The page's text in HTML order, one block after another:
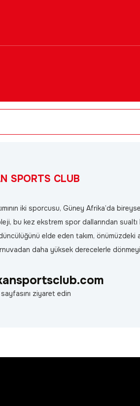
SPORTS CLUB
iki sporcusu, Güney Afrika’da
bu kez ekstrem spor dallarından
elde eden takım, önümüzdeki
daha yüksek derecelerle
ziyaret edin